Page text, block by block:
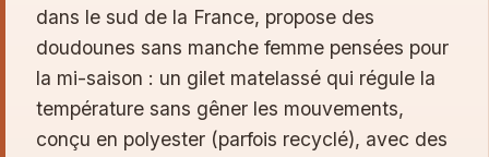
dans le sud de la France, propose des
doudounes sans manche femme pensées pour
la mi-saison : un gilet matelassé qui régule la
température sans gêner les mouvements,
conçu en polyester (parfois recyclé), avec des